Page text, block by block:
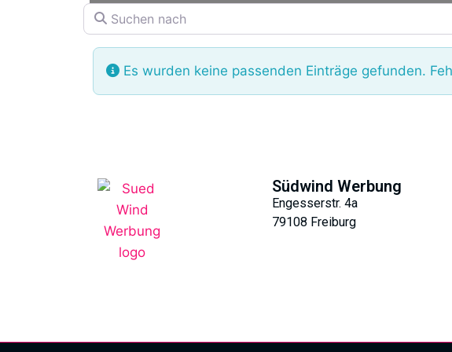
Suchen nach
Es wurden keine passenden Einträge gefunden.
Südwind Werbung
Engesserstr. 4a
79108 Freiburg